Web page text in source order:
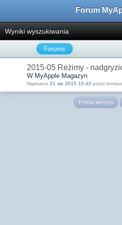
Forum
Wyniki wyszukiwania
Forums
2015-05 Reżimy -
W MyApple Magazyn
Napisano 21 sie 2015 10:43 przez tomasz
Pełna wersja